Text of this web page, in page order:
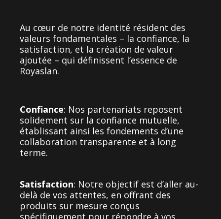
Au cœur de notre identité résident des
valeurs fondamentales – la confiance, la
satisfaction, et la création de valeur
ajoutée – qui définissent l’essence de
Royaslan.
Confiance: Nos partenariats reposent
solidement sur la confiance mutuelle,
établissant ainsi les fondements d’une
collaboration transparente et à long
terme.
Satisfaction: Notre objectif est d’aller au-
delà de vos attentes, en offrant des
produits sur mesure conçus
spécifiquement pour répondre à vos